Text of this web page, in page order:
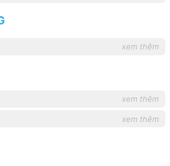
xem thêm
xem thêm
xem thêm